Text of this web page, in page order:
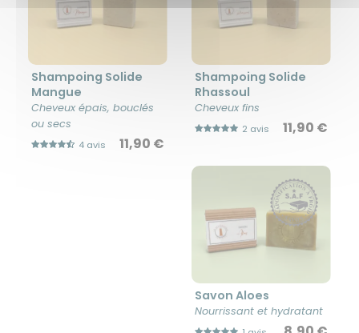
Shampoing Solide
Mangue
Cheveux épais, bouclés
ou secs
4 avis 11,90 €
Shampoing Solide
Rhassoul
Cheveux fins
2 avis 11,90 €
Savon Aloes
Nourrissant et hydratant